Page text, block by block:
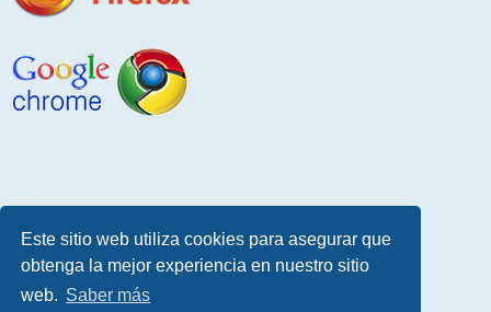
Este sitio web utiliza cookies para asegurar que
obtenga la mejor experiencia en nuestro sitio
web. Saber más